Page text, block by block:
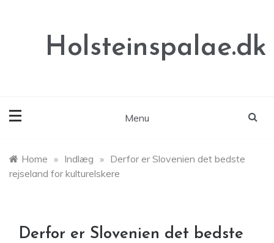
Holsteinspalae.dk
Menu
Home » Indlæg » Derfor er Slovenien det bedste
rejseland for kulturelskere
Derfor er Slovenien det bedste